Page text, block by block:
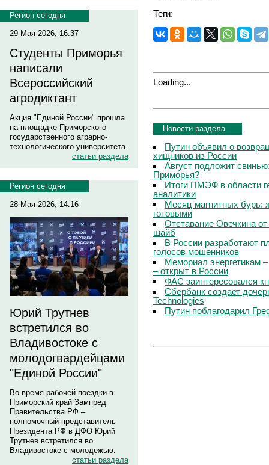
Регион сегодня
29 Мая 2026, 16:37
Студенты Приморья
написали
Всероссийский
агродиктант
Акция "Единой России" прошла
на площадке Приморского
государственного аграрно-
технологического университета
статьи раздела
Регион сегодня
28 Мая 2026, 14:16
Юрий Трутнев
встретился во
Владивостоке с
молодогвардейцами
"Единой России"
Во время рабочей поездки в
Приморский край Зампред
Правительства РФ –
полномочный представитель
Президента РФ в ДФО Юрий
Трутнев встретился во
Владивостоке с молодежью.
статьи раздела
Теги:
Loading...
Новости раздела
Путин объявил о
хищников из России
Август подложит
Приморья?
Итоги ПМЭФ в области
аналитики
Месяц магнитных бурь:
готовыми
Отставание Овечкина
шайб
В России разработают
голосов мошенников
Мемориал энергетикам
– открыт в России
ФАС заинтересовался
Сбербанк создает
Technologies
Путин поблагодарил